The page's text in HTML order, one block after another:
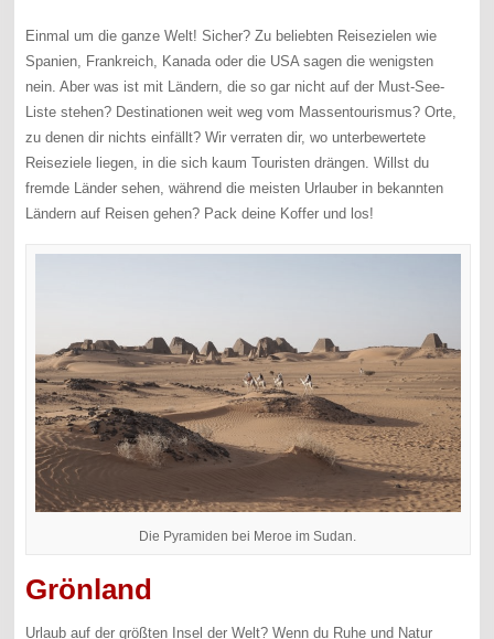
Einmal um die ganze Welt! Sicher? Zu beliebten Reisezielen wie
Spanien, Frankreich, Kanada oder die USA sagen die wenigsten
nein. Aber was ist mit Ländern, die so gar nicht auf der Must-See-
Liste stehen? Destinationen weit weg vom Massentourismus? Orte,
zu denen dir nichts einfällt? Wir verraten dir, wo unterbewertete
Reiseziele liegen, in die sich kaum Touristen drängen. Willst du
fremde Länder sehen, während die meisten Urlauber in bekannten
Ländern auf Reisen gehen? Pack deine Koffer und los!
Die Pyramiden bei Meroe im Sudan.
Grönland
Urlaub auf der größten Insel der Welt? Wenn du Ruhe und Natur